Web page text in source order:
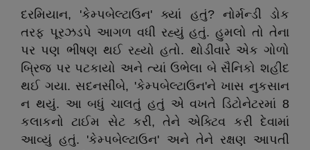
દરમિયાન, 'કેમ્પબેલ્ટાઉન' ક્યાં હતું? નોર્મન્ડી ડોક
તરફ પૂરઝડપે આગળ વધી રહ્યું હતું. હુમલો તો તેના
પર પણ ભીષણ થઈ રહ્યો હતો. થોડીવારે એક ગોળો
બ્રિજ પર પટકાયો અને ત્યાં ઉભેલા બે સૈનિકો શહીદ
થઈ ગયા. સદનસીબે, 'કેમ્પબેલ્ટાઉન'ને ખાસ નુકસાન
ન થયું. આ બધું ચાલતું હતું એ વખતે ડિટોનેટરમાં 8
કલાકનો ટાઈમ સેટ કરી, તેને એક્ટિવ કરી દેવામાં
આવ્યું હતું. 'કેમ્પબેલ્ટાઉન' અને તેને રક્ષણ આપતી